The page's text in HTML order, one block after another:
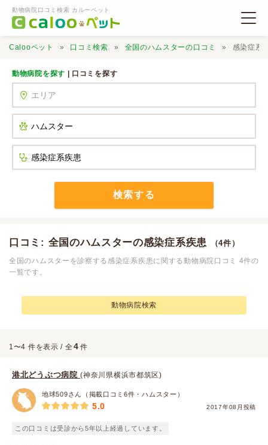
動物病院口コミ検索 カルーペット
口コミ検索
Calooペット 口コミ検索 全国のハムスターの口コミ 感染症系
動物病院を探す | 口コミを探す
検索する
口コミ: 全国のハムスターの感染症系疾患 （4件）
全国のハムスターを診察する感染症系疾患に関する動物病院口コミ 4件の
一覧です。
動物病院検索
1〜4 件を表示 / 全4 件
港北どうぶつ病院(神奈川県横浜市都筑区)
地球509さん（掲載口コミ6件・ハムスター）
2017年08月投稿
5.0
この口コミは受診から5年以上経過しています。